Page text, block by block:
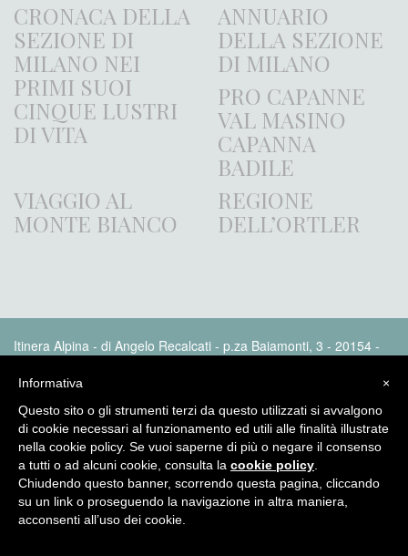
CRONACA DELLA
SEZIONE DI
MILANO NEI
PRIMI SUOI
CINQUE LUSTRI
DI VITA
ANNUARIO
DELLA SEZIONE
DI MILANO
PRO CAPANNE
VAL MASINO
CAPANNA
BADILE
VIAGGIO AL
MONTE BIANCO
REGIONE
DELL’ORTLER
Itinera Alpina - di Angelo Recalcati - p.za Baiamonti, 3 - 20154 -
policy
×
Informativa
Questo sito o gli strumenti terzi da questo utilizzati si avvalgono
di cookie necessari al funzionamento ed utili alle finalità illustrate
nella cookie policy. Se vuoi saperne di più o negare il consenso
a tutti o ad alcuni cookie, consulta la cookie policy
Chiudendo questo banner, scorrendo questa pagina, cliccando
su un link o proseguendo la navigazione in altra maniera,
acconsenti all’uso dei cookie.